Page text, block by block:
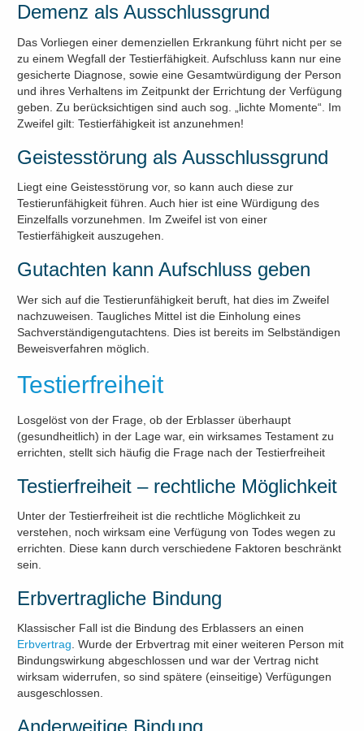
Demenz als Ausschlussgrund
Das Vorliegen einer demenziellen Erkrankung führt nicht per se
zu einem Wegfall der Testierfähigkeit. Aufschluss kann nur eine
gesicherte Diagnose, sowie eine Gesamtwürdigung der Person
und ihres Verhaltens im Zeitpunkt der Errichtung der Verfügung
geben. Zu berücksichtigen sind auch sog. „lichte Momente“. Im
Zweifel gilt: Testierfähigkeit ist anzunehmen!
Geistesstörung als Ausschlussgrund
Liegt eine Geistesstörung vor, so kann auch diese zur
Testierunfähigkeit führen. Auch hier ist eine Würdigung des
Einzelfalls vorzunehmen. Im Zweifel ist von einer
Testierfähigkeit auszugehen.
Gutachten kann Aufschluss geben
Wer sich auf die Testierunfähigkeit beruft, hat dies im Zweifel
nachzuweisen. Taugliches Mittel ist die Einholung eines
Sachverständigengutachtens. Dies ist bereits im Selbständigen
Beweisverfahren möglich.
Testierfreiheit
Losgelöst von der Frage, ob der Erblasser überhaupt
(gesundheitlich) in der Lage war, ein wirksames Testament zu
errichten, stellt sich häufig die Frage nach der Testierfreiheit
Testierfreiheit – rechtliche Möglichkeit
Unter der Testierfreiheit ist die rechtliche Möglichkeit zu
verstehen, noch wirksam eine Verfügung von Todes wegen zu
errichten. Diese kann durch verschiedene Faktoren beschränkt
sein.
Erbvertragliche Bindung
Klassischer Fall ist die Bindung des Erblassers an einen
Erbvertrag. Wurde der Erbvertrag mit einer weiteren Person mit
Bindungswirkung abgeschlossen und war der Vertrag nicht
wirksam widerrufen, so sind spätere (einseitige) Verfügungen
ausgeschlossen.